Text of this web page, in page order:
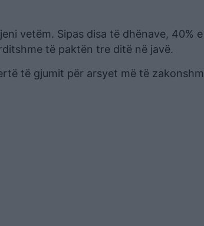
vetëm. Sipas disa të dhënave, 40%
të paktën tre ditë në javë.
të gjumit për arsyet më të